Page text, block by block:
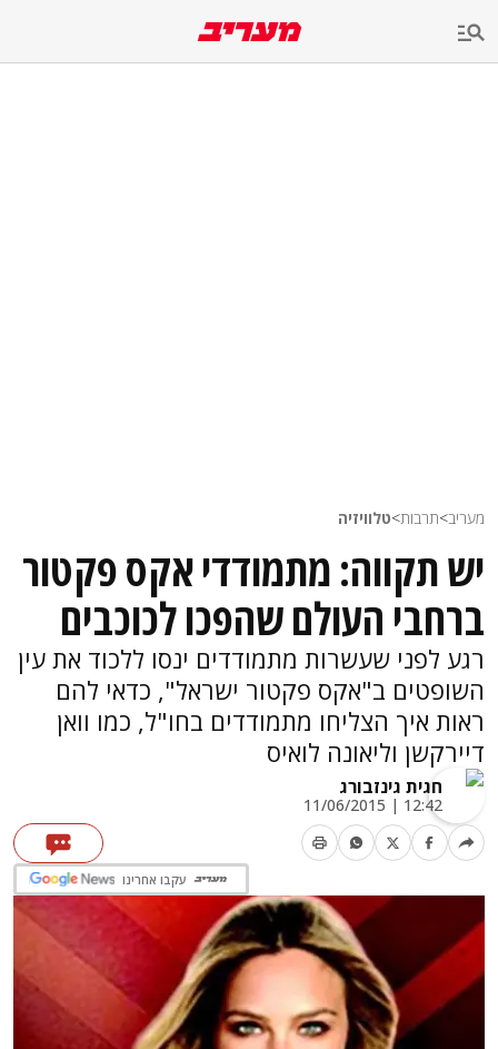
מעריב>תרבות>טלוויזיה
יש תקווה: מתמודדי אקס פקטור
ברחבי העולם שהפכו לכוכבים
רגע לפני שעשרות מתמודדים ינסו ללכוד את עין
השופטים ב"אקס פקטור ישראל", כדאי להם
ראות איך הצליחו מתמודדים בחו"ל, כמו וואן
דיירקשן וליאונה לואיס
חגית גינזבורג
12:42 | 11/06/2015
עקבו אחרינו